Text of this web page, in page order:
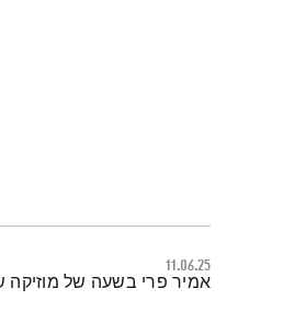
11.06.25
תמצית הפודקאסט
אמיר פרי בשעה של